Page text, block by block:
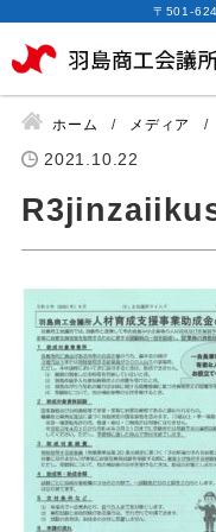
〒501-
ホーム メディア
2021.10.22